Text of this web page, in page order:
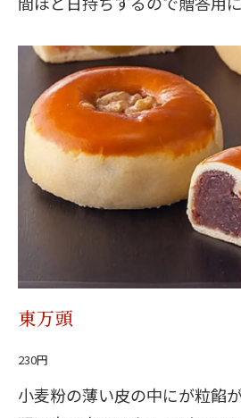
東万頭
230円
小麦粉の薄い皮の中にが粒餡